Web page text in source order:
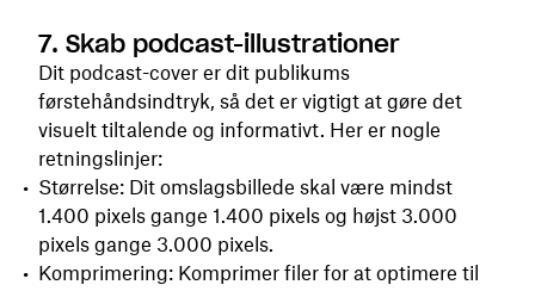
7. Skab podcast-illustrationer
Dit podcast-cover er dit publikums
førstehåndsindtryk, så det er vigtigt at gøre det
visuelt tiltalende og informativt. Her er nogle
retningslinjer:
Størrelse: Dit omslagsbillede skal være mindst
1.400 pixels gange 1.400 pixels og højst 3.000
pixels gange 3.000 pixels.
Komprimering: Komprimer filer for at optimere til